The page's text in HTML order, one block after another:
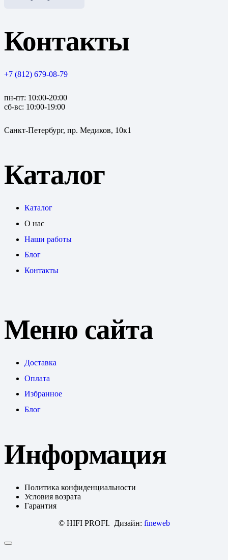
Контакты
+7 (812) 679-08-79
пн-пт: 10:00-20:00
сб-вс: 10:00-19:00
Санкт-Петербург, пр. Медиков, 10к1
Каталог
Каталог
О нас
Наши работы
Блог
Контакты
Меню сайта
Доставка
Оплата
Избранное
Блог
Информация
Политика конфиденциальности
Условия возрата
Гарантия
© HIFI PROFI. Дизайн: fineweb